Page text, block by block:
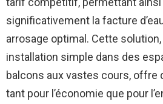
significativement la facture
arrosage optimal. Cette
installation simple dans des
balcons aux vastes cours, offre
tant pour l’économie que pour